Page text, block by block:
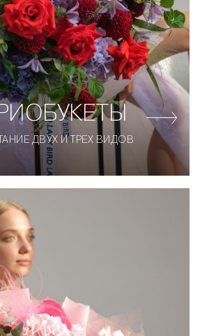
ДВУХ И ТРЕХ ВИДОВ